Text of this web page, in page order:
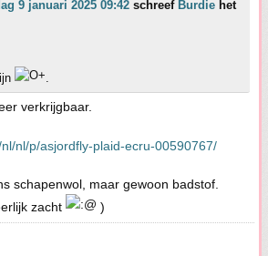
9 januari 2025 09:42 schreef Burdie het
.
verkrijgbaar.
nl/p/asjordfly-plaid-ecru-00590767/
schapenwol, maar gewoon badstof.
zacht
)